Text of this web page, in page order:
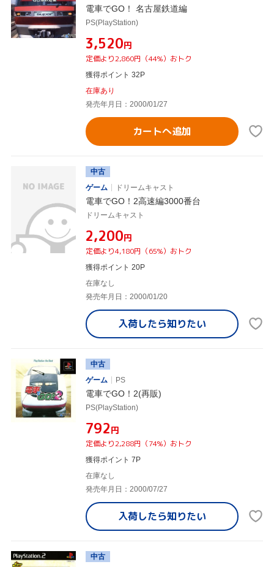
電車でGO！ 名古屋鉄道編
PS(PlayStation)
¥3,520円
定価より2,860円（44%）おトク
獲得ポイント 32P
在庫あり
発売年月日：2000/01/27
カートへ追加
中古
ゲーム
ドリームキャスト
電車でGO！2高速編3000番台
ドリームキャスト
¥2,200円
定価より4,180円（65%）おトク
獲得ポイント 20P
在庫なし
発売年月日：2000/01/20
入荷したら知りたい
中古
ゲーム
PS
電車でGO！2(再販)
PS(PlayStation)
¥792円
定価より2,288円（74%）おトク
獲得ポイント 7P
在庫なし
発売年月日：2000/07/27
入荷したら知りたい
中古